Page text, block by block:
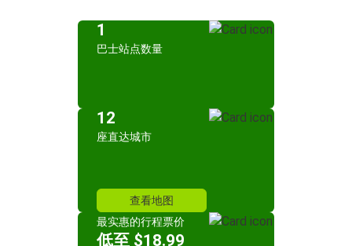
1
巴士站点数量
12
座直达城市
查看地图
最实惠的行程票价
低至 $18.99